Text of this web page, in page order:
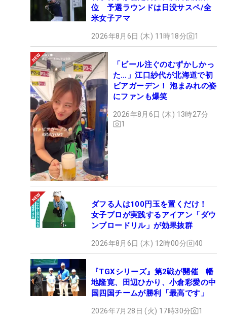
位 予選ラウンドは日没サスペ/全
米女子アマ
2026年8月6日 (木) 11時18分 1
「ビール注ぐのむずかしかっ
た…」江口紗代が北海道で初
ビアガーデン！ 泡まみれの姿
にファンも爆笑
2026年8月6日 (木) 13時27分
1
ダフる人は100円玉を置くだけ！
女子プロが実践するアイアン「ダウ
ンブロードリル」が効果抜群
2026年8月6日 (木) 12時00分 40
『TGXシリーズ』第2戦が開催 幡
地隆寛、田辺ひかり、小倉彩愛の中
国四国チームが勝利「最高です」
2026年7月28日 (火) 17時30分 1